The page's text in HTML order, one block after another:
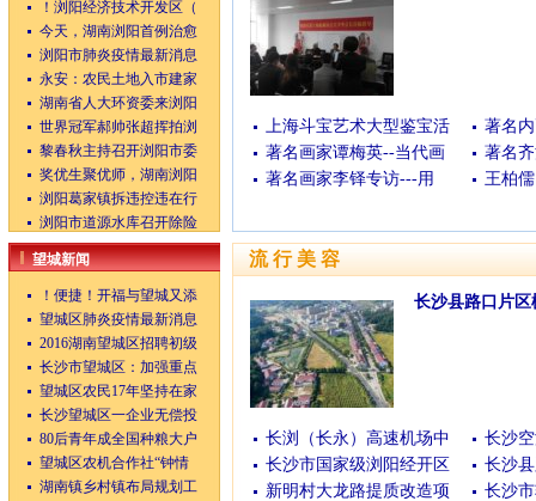
！浏阳经济技术开发区（
今天，湖南浏阳首例治愈
浏阳市肺炎疫情最新消息
永安：农民土地入市建家
湖南省人大环资委来浏阳
世界冠军郝帅张超挥拍浏
黎春秋主持召开浏阳市委
奖优生聚优师，湖南浏阳
浏阳葛家镇拆违控违在行
浏阳市道源水库召开除险
上海斗宝艺术大型鉴宝活
著名画家谭梅英--当代画
著名画家李铎专访---用
著名
著名
王柏
望城新闻
！便捷！开福与望城又添
望城区肺炎疫情最新消息
2016湖南望城区招聘初级
长沙市望城区：加强重点
望城区农民17年坚持在家
长沙望城区一企业无偿投
80后青年成全国种粮大户
望城区农机合作社“钟情
湖南镇乡村镇布局规划工
流行美容
长沙县路口片区
长浏（长永）高速机场中
长沙市国家级浏阳经开区
新明村大龙路提质改造项
长沙
长沙
长沙